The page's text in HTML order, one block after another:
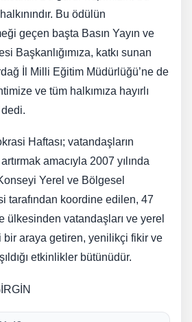
Bu ödülün
geçen başta Basın Yayın ve
Başkanlığımıza, katkı sunan
İl Milli Eğitim Müdürlüğü’ne de
ve tüm halkımıza hayırlı
dedi.
Haftası; vatandaşların
amacıyla 2007 yılında
Yerel ve Bölgesel
tarafından koordine edilen, 47
ülkesinden vatandaşları ve yerel
araya getiren, yenilikçi fikir ve
etkinlikler bütünüdür.